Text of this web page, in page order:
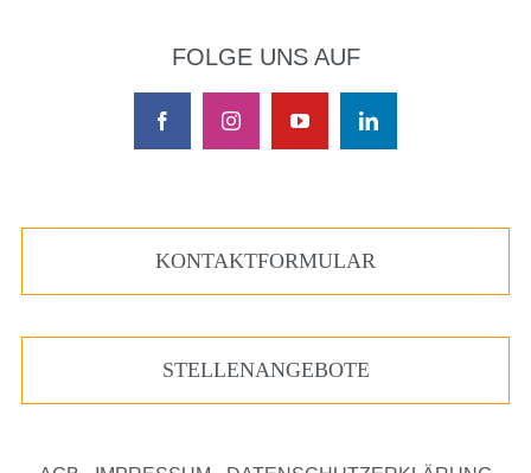
FOLGE UNS AUF
KONTAKTFORMULAR
STELLENANGEBOTE